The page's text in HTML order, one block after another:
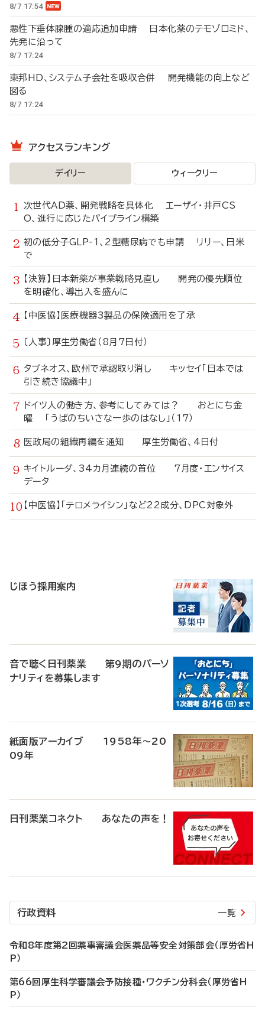
8/7 17:54
悪性下垂体腺腫の適応追加申請 日本化薬のテモゾロミド、
先発に沿って
8/7 17:24
東邦HD、システム子会社を吸収合併 開発機能の向上など
図る
8/7 17:24
アクセスランキング
デイリー ウィークリー
次世代AD薬、開発戦略を具体化 エーザイ・井戸CS
O、進行に応じたパイプライン構築
初の低分子GLP-1、2型糖尿病でも申請 リリー、日米
で
【決算】日本新薬が事業戦略見直し 開発の優先順位
を明確化、導出入を盛んに
【中医協】医療機器3製品の保険適用を了承
〔人事〕厚生労働省（8月7日付）
タブネオス、欧州で承認取り消し キッセイ「日本では
引き続き協議中」
ドイツ人の働き方、参考にしてみては？ おとにち金
曜 「うぱのちいさな一歩のはなし」（17）
医政局の組織再編を通知 厚生労働省、4日付
キイトルーダ、34カ月連続の首位 7月度・エンサイス
データ
【中医協】「テロメライシン」など22成分、DPC対象外
じほう採用案内
音で聴く日刊薬業 第9期のパーソ
ナリティを募集します
紙面版アーカイブ 1958年～20
09年
日刊薬業コネクト あなたの声を！
行政資料 一覧
令和8年度第2回薬事審議会医薬品等安全対策部会（厚労省H
P）
第66回厚生科学審議会予防接種・ワクチン分科会（厚労省H
P）